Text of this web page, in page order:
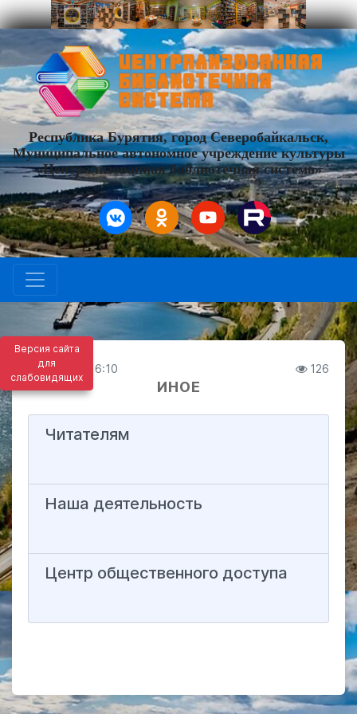
Версия сайта
для
слабовидящих
Республика Бурятия, город Северобайкальск,
Муниципальное автономное учреждение культуры
«Централизованная библиотечная система»
29.12.2020 16:10 126
ИНОЕ
Читателям
Наша деятельность
Центр общественного доступа